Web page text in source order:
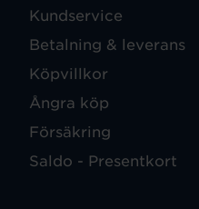
Kundservice
Betalning & leverans
Köpvillkor
Ångra köp
Försäkring
Saldo - Presentkort